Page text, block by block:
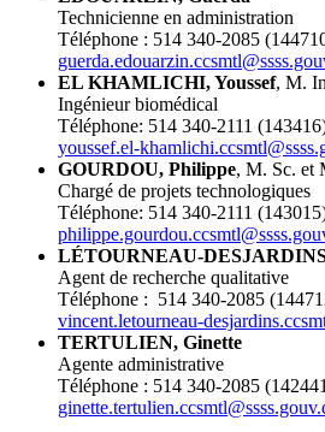
Technicienne en administration
Téléphone : 514 340-2085
EL KHAMLICHI, Youssef, M.
Ingénieur biomédical
Téléphone: 514 340-2111
youssef.el-
GOURDOU, Philippe, M. Sc. et
Chargé de projets technologiques
Téléphone: 514 340-2111
LÉTOURNEAU-
Agent de recherche qualitative
Téléphone : 514 340-2085
vincent.letourneau-
TERTULIEN, Ginette
Agente administrative
Téléphone : 514 340-2085